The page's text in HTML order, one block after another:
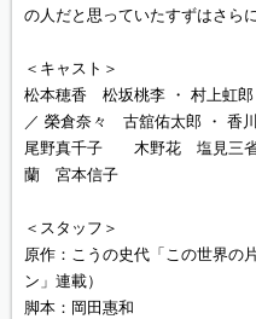
の人だと思っていたすずはさら
＜キャスト＞
松本穂香 松坂桃李 ・ 村上
／ 榮倉奈々 古舘佑太郎 ・ 香
尾野真千子 木野花 塩見三
蘭 宮本信子
＜スタッフ＞
原作：こうの史代「この世界の
ン」連載）
脚本：岡田惠和